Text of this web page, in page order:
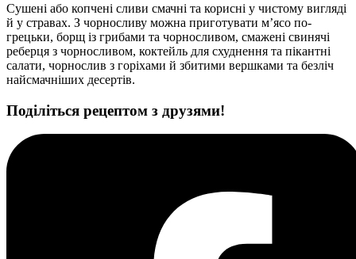
Сушені або копчені сливи смачні та корисні у чистому вигляді
й у стравах. З чорносливу можна приготувати м’ясо по-
грецьки, борщ із грибами та чорносливом, смажені свинячі
реберця з чорносливом, коктейль для схуднення та пікантні
салати, чорнослив з горіхами й збитими вершками та безліч
найсмачніших десертів.
Поділіться рецептом з друзями!